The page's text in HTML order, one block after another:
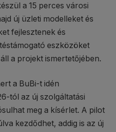
a 15 perces városi
új üzleti modelleket és
fejlesztenek és
eszközöket
a projekt ismertetőjében.
a BuBi-t idén
tól az új szolgáltatási
meg a kísérlet. A pilot
kezdődhet, addig is az új